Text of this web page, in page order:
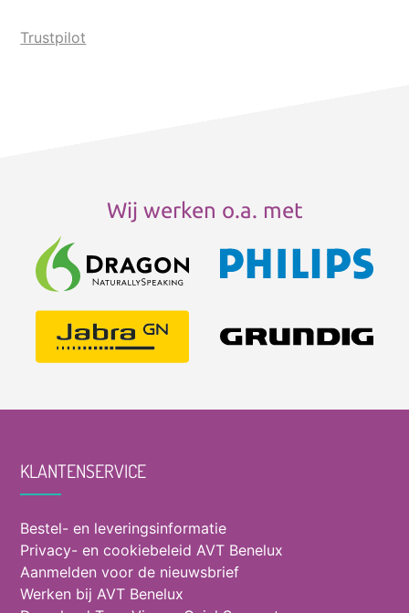
Trustpilot
Wij werken o.a. met
KLANTENSERVICE
Bestel- en leveringsinformatie
Privacy- en cookiebeleid AVT Benelux
Aanmelden voor de nieuwsbrief
Werken bij AVT Benelux